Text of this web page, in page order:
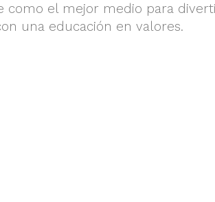
como el mejor medio para
una educación en valores.